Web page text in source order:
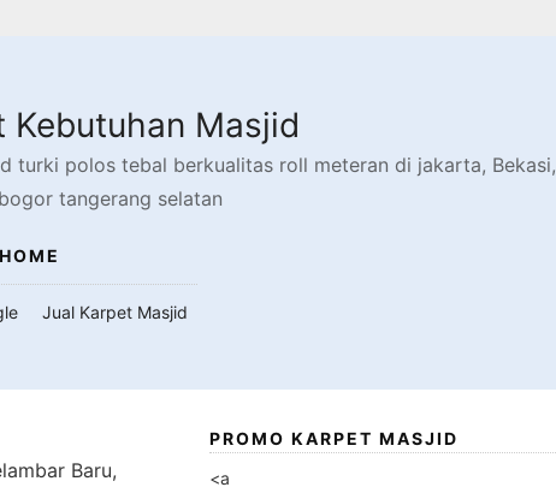
Kebutuhan Masjid
turki polos tebal berkualitas roll meteran di jakarta, Bekasi,
tangerang selatan
HOME
Jual Karpet Masjid
Baru,
PROMO KARPET MASJID
<a